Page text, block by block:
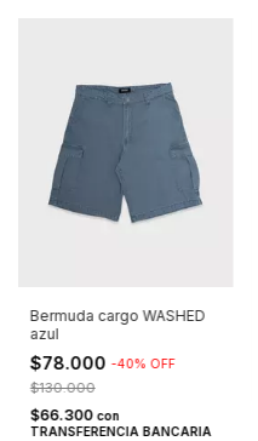
Bermuda cargo WASHED
azul
$78.000 -40% OFF
$130.000
$66.300 con
TRANSFERENCIA BANCARIA